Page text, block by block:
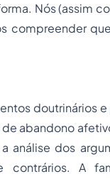
Nós (assim
compreender
doutrinários
abandono
análise dos
contrários. A